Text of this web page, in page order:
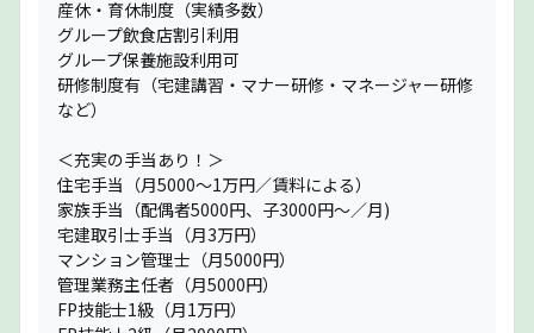
産休・育休制度（実績多数）
グループ飲食店割引利用
グループ保養施設利用可
研修制度有（宅建講習・マナー研修・マネージャー研修
など）
＜充実の手当あり！＞
住宅手当（月5000〜1万円／賃料による）
家族手当（配偶者5000円、子3000円〜／月)
宅建取引士手当（月3万円）
マンション管理士（月5000円）
管理業務主任者（月5000円）
FP技能士1級（月1万円）